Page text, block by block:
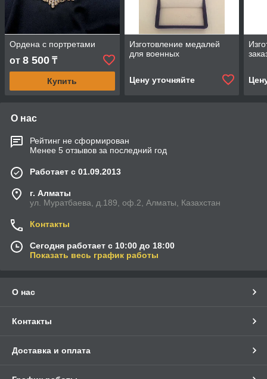
Ордена с портретами
от 8 500 ₸
Купить
Изготовление медалей
для военных
Цену уточняйте
О нас
Рейтинг не сформирован
Менее 5 отзывов за последний год
Работает с 01.09.2013
г. Алматы
ул. Муратбаева, д.189, оф.2, Алматы, Казахстан
Контакты
Сегодня работает с 10:00 до 18:00
Показать весь график работы
О нас
Контакты
Доставка и оплата